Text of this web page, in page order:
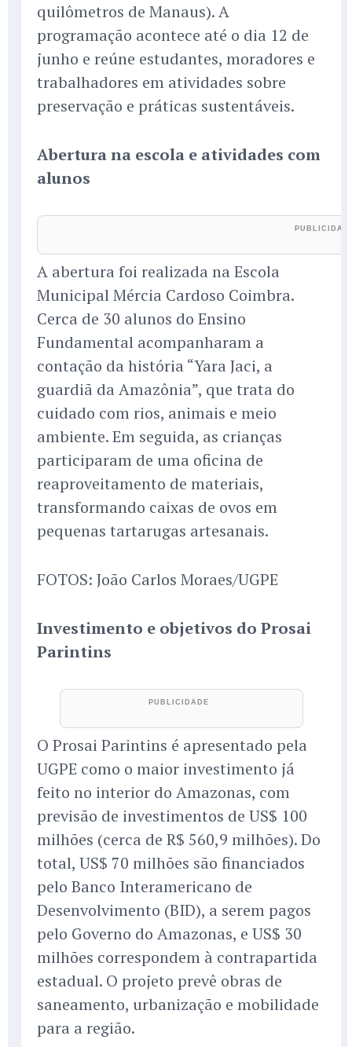
quilômetros de Manaus). A
programação acontece até o dia 12 de
junho e reúne estudantes, moradores e
trabalhadores em atividades sobre
preservação e práticas sustentáveis.
Abertura na escola e atividades com
alunos
A abertura foi realizada na Escola
Municipal Mércia Cardoso Coimbra.
Cerca de 30 alunos do Ensino
Fundamental acompanharam a
contação da história “Yara Jaci, a
guardiã da Amazônia”, que trata do
cuidado com rios, animais e meio
ambiente. Em seguida, as crianças
participaram de uma oficina de
reaproveitamento de materiais,
transformando caixas de ovos em
pequenas tartarugas artesanais.
FOTOS: João Carlos Moraes/UGPE
Investimento e objetivos do Prosai
Parintins
O Prosai Parintins é apresentado pela
UGPE como o maior investimento já
feito no interior do Amazonas, com
previsão de investimentos de US$ 100
milhões (cerca de R$ 560,9 milhões). Do
total, US$ 70 milhões são financiados
pelo Banco Interamericano de
Desenvolvimento (BID), a serem pagos
pelo Governo do Amazonas, e US$ 30
milhões correspondem à contrapartida
estadual. O projeto prevê obras de
saneamento, urbanização e mobilidade
para a região.